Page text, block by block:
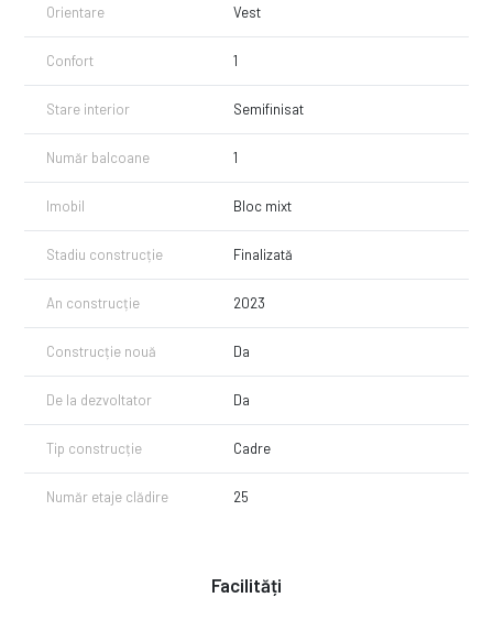
Detalii Tehnice
-imobilul are structura mixta de beton armat cu nucleu central cu
diafragme de beton armat si stalpi si grinzi din beton armat;
-compartimentari din caramida Cemacon Evoceramic;
-instalati sanitare Rehau instalaii de incalzire in pardoseala si module
termice Caleffi (Italia);
-la intrare usi metalice antifoc Portadoors;
-generator electric.
Pretul afisat este pretul final (nu este purtator de tva).
Apartamentele detin CF si se pot achizitiona imediat.
Vanzarea se face direct de la constructor!
Pentru mai multe detalii si prentru a vedea apartamentele apelati cu
incredere la numarul afisat!
Orientare Vest
Confort 1
Stare interior Semifinisat
Număr balcoane 1
Imobil Bloc mixt
Stadiu construcție Finalizată
An construcție 2023
Construcție nouă Da
De la dezvoltator Da
Tip construcție Cadre
Număr etaje clădire 25
Facilități